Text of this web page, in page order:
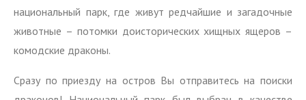
национальный парк, где живут редчайшие и загадочные
животные – потомки доисторических хищных ящеров –
комодские драконы.
Сразу по приезду на остров Вы отправитесь на поиски